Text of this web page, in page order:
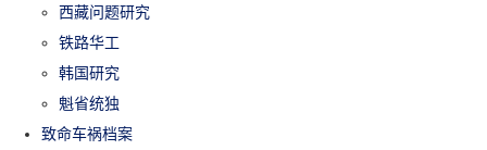
西藏问题研究
铁路华工
韩国研究
魁省统独
致命车祸档案